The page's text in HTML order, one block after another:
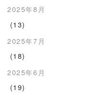
2025年8月
(13)
2025年7月
(18)
2025年6月
(19)